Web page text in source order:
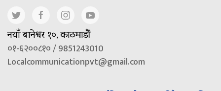
नयाँ बानेश्वर १०, काठमाडौं
०१-६२००८१० / 9851243010
Localcommunicationpvt@gmail.com